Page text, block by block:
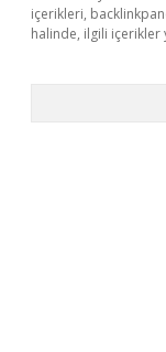
içerikleri,
halinde, ilgili içerikler